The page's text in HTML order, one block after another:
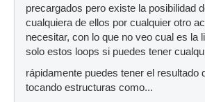
precargados pero existe la posibilidad
cualquiera de ellos por cualquier otro
necesitar, con lo que no veo cual es la
solo estos loops si puedes tener
rápidamente puedes tener el resultado
tocando estructuras como...